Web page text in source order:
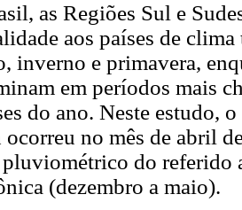
as Regiões Sul e
aos países de
inverno e primavera,
em períodos mais
do ano. Neste estudo,
no mês de abril
do referido
(dezembro a maio).